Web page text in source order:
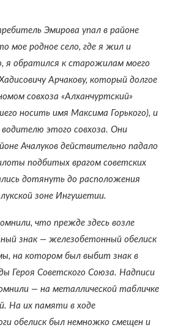
Эмирова упал в районе
мое родное село, где я жил и
я обратился к старожилам моего
Арчакову, который долгое
совхоза «Алханчуртский»
носить имя Максима Горького), и
этого совхоза. Они
Ачалуков действительно падало
подбитых врагом советских
дотянуть до расположения
зоне Ингушетии.
что прежде здесь возле
знак — железобетонный обелиск
на котором был выбит знак в
Героя Советского Союза. Надписи
— на металлической табличке
На их памяти в ходе
обелиск был немножко смещен и